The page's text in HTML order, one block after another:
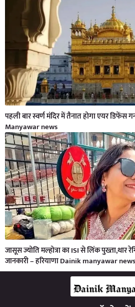
पहली बार स्वर्ण मंदिर में तैनात होगा एयर
Manyawar news
जासूस ज्योति मल्होत्रा का ISI से लिंक पुख्ता,थार
जानकारी – हरियाणा Dainik manyawar news